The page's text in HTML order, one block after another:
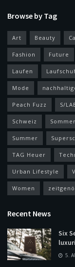
Browse by Tag
Art Beauty
Fashion Future
Laufen
Mode
Peach Fuzz S/
Schweiz Sommer
Summer
TAG Heuer
Urban Lifestyle
Women
Recent News
Six
5.